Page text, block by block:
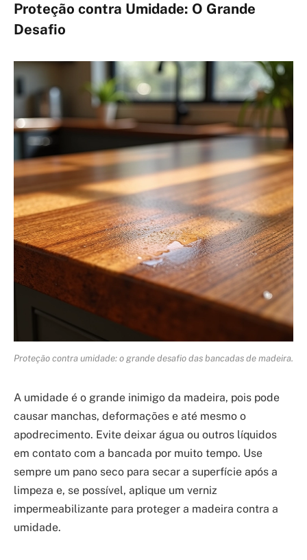
Proteção contra Umidade: O Grande
Desafio
Proteção contra umidade: o grande desafio das bancadas de madeira.
A umidade é o grande inimigo da madeira, pois pode
causar manchas, deformações e até mesmo o
apodrecimento. Evite deixar água ou outros líquidos
em contato com a bancada por muito tempo. Use
sempre um pano seco para secar a superfície após a
limpeza e, se possível, aplique um verniz
impermeabilizante para proteger a madeira contra a
umidade.